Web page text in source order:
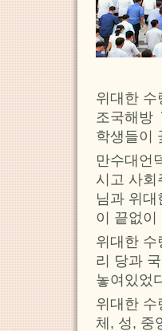
위대한 수
조국해방
학생들이
만수대언
시고 사회
님과 위
이 끝없이
위대한 수
리 당과
놓여있었
위대한 수
체, 성, 중